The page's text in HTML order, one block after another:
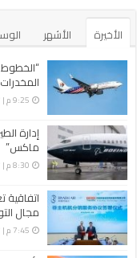
الأخيرة الأشهر
المخدرات
9:25 م | 7 أغسطس، 2026
ماكس”
8:30 م | 7 أغسطس، 2026
مجال
7:45 م | 7 أغسطس، 2026